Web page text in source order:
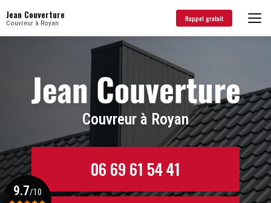
au
contenu
Jean Couverture
Couvreur à Royan Rappel gratuit
Couvreur à Royan
06 69 61 54 41
9.7/10